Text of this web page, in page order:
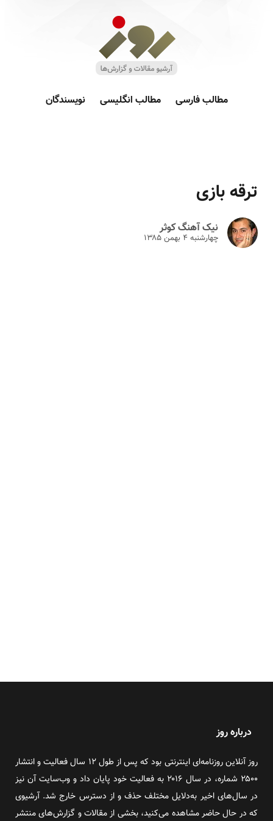
مطالب فارسی مطالب انگلیسی نویسندگان
ترقه بازی
نیک آهنگ کوثر
چهارشنبه ۴ بهمن ۱۳۸۵
درباره روز
روز آنلاین روزنامه‌ای اینترنتی بود که پس از طول ۱۲ سال فعالیت و انتشار
۲۵۰۰ شماره، در سال ۲۰۱۶ به فعالیت خود پایان داد و وب‌سایت آن نیز
در سال‌های اخیر به‌دلایل مختلف حذف و از دسترس خارج شد. آرشیوی
که در حال حاضر مشاهده می‌کنید، بخشی از مقالات و گزارش‌های منتشر